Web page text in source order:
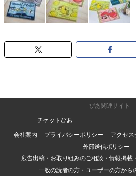
ぴあ関連サイト
チケットぴあ
会社案内
プライバシーポリシー
アクセス
外部送信ポリシー
広告出稿・お取り組みのご相談・情報掲載
一般の読者の方・ユーザーの方から